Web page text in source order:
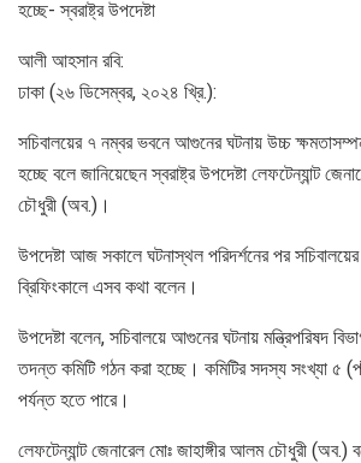
হচ্ছে- স্বরাষ্ট্র উপদেষ্টা
আলী আহসান রবি:
ঢাকা (২৬ ডিসেম্বর, ২০২৪ খ্রি.):
সচিবালয়ের ৭ নম্বর ভবনে আগুনের ঘটনায় উচ্চ
হচ্ছে বলে জানিয়েছেন স্বরাষ্ট্র উপদেষ্টা লেফটেন্যান্ট
চৌধুরী (অব.)।
উপদেষ্টা আজ সকালে ঘটনাস্থল পরিদর্শনের পর সচিবালয়ের
ব্রিফিংকালে এসব কথা বলেন।
উপদেষ্টা বলেন, সচিবালয়ে আগুনের ঘটনায় মন্ত্রিপরিষদ
তদন্ত কমিটি গঠন করা হচ্ছে। কমিটির সদস্য সংখ্যা ৫
পর্যন্ত হতে পারে।
লেফটেন্যান্ট জেনারেল মোঃ জাহাঙ্গীর আলম চৌধুরী (অব.)